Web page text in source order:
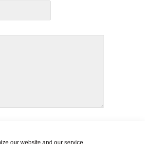
our website and our service.